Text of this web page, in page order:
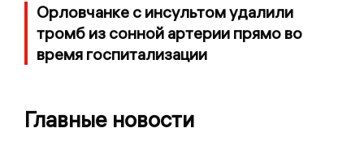
Орловчанке с инсультом удалили
тромб из сонной артерии прямо во
время госпитализации
Главные новости